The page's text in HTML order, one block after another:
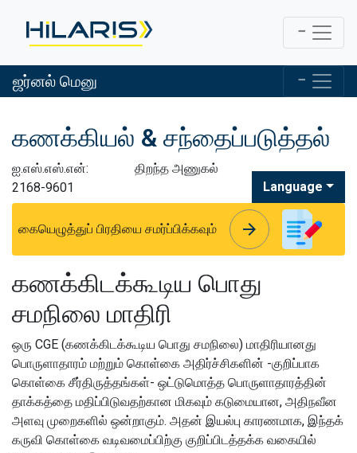
ஜர்னல் மெனு
கணக்கியல் & சந்தைப்படுத்தல்
ஐ.எஸ்.எஸ்.என்:
2168-9601
திறந்த அணுகல்
Language
கையெழுத்துப் பிரதியை சமர்ப்பிக்கவும் arrow_forward
arrow_forward
கணக்கிடக்கூடிய பொது
சமநிலை மாதிரி
ஒரு CGE (கணக்கிடக்கூடிய பொது சமநிலை) மாதிரியானது
பொருளாதாரம் மற்றும் கொள்கை அதிர்ச்சிகளின் -குறிப்பாக
கொள்கை சீர்திருத்தங்கள்- ஒட்டுமொத்த பொருளாதாரத்தின்
தாக்கத்தை மதிப்பிடுவதற்கான மிகவும் கடுமையான, அதிநவீன
அளவு முறைகளில் ஒன்றாகும். அதன் இயல்பு காரணமாக, இந்தக்
கருவி கொள்கை வடிவமைப்பிற்கு குறிப்பிடத்தக்க வகையில்